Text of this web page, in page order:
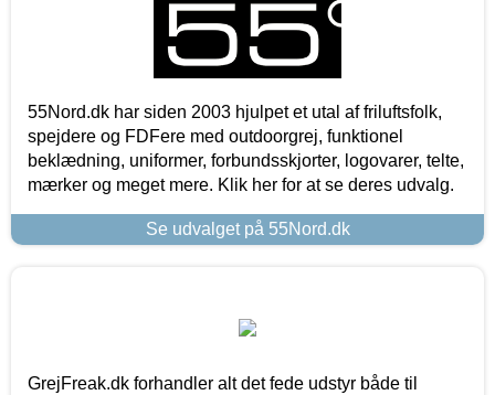
55Nord.dk har siden 2003 hjulpet et utal af friluftsfolk,
spejdere og FDFere med outdoorgrej, funktionel
beklædning, uniformer, forbundsskjorter, logovarer, telte,
mærker og meget mere. Klik her for at se deres udvalg.
Se udvalget på 55Nord.dk
GrejFreak.dk forhandler alt det fede udstyr både til